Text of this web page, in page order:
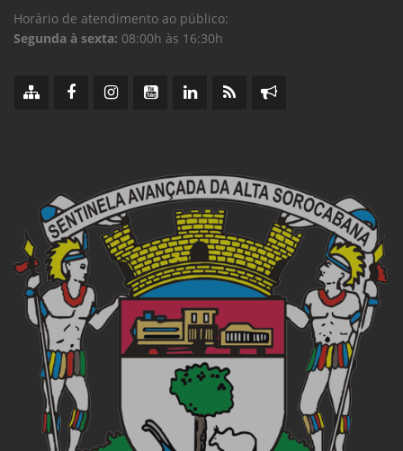
Horário de atendimento ao público:
Segunda à sexta: 08:00h às 16:30h